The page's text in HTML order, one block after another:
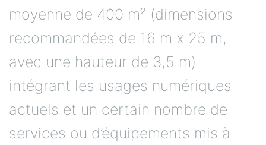
moyenne de 400 m² (dimensions
recommandées de 16 m x 25 m,
avec une hauteur de 3,5 m)
intégrant les usages numériques
actuels et un certain nombre de
services ou d’équipements mis à